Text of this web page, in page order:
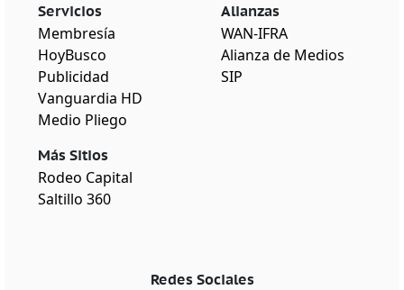
Servicios
Membresía
HoyBusco
Publicidad
Vanguardia HD
Medio Pliego
Más Sitios
Rodeo Capital
Saltillo 360
Alianzas
WAN-IFRA
Alianza de Medios
SIP
Redes Sociales